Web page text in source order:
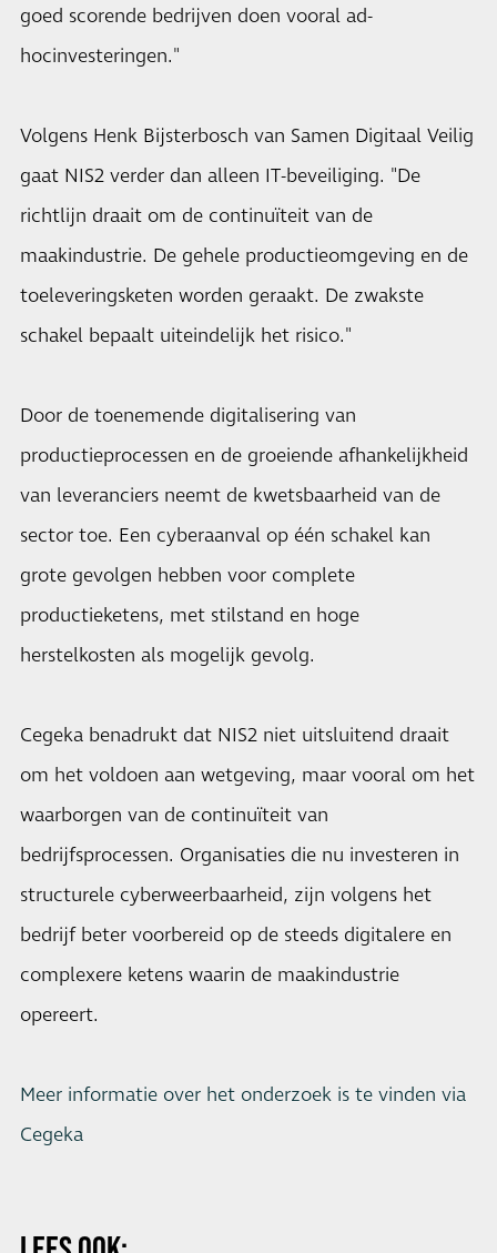
goed scorende bedrijven doen vooral ad-
hocinvesteringen."
Volgens Henk Bijsterbosch van Samen Digitaal Veilig
gaat NIS2 verder dan alleen IT-beveiliging. "De
richtlijn draait om de continuïteit van de
maakindustrie. De gehele productieomgeving en de
toeleveringsketen worden geraakt. De zwakste
schakel bepaalt uiteindelijk het risico."
Door de toenemende digitalisering van
productieprocessen en de groeiende afhankelijkheid
van leveranciers neemt de kwetsbaarheid van de
sector toe. Een cyberaanval op één schakel kan
grote gevolgen hebben voor complete
productieketens, met stilstand en hoge
herstelkosten als mogelijk gevolg.
Cegeka benadrukt dat NIS2 niet uitsluitend draait
om het voldoen aan wetgeving, maar vooral om het
waarborgen van de continuïteit van
bedrijfsprocessen. Organisaties die nu investeren in
structurele cyberweerbaarheid, zijn volgens het
bedrijf beter voorbereid op de steeds digitalere en
complexere ketens waarin de maakindustrie
opereert.
Meer informatie over het onderzoek is te vinden via
Cegeka